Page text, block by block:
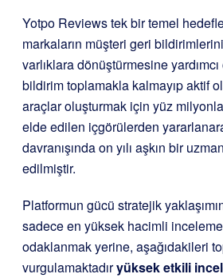
Yotpo Reviews tek bir temel hedefle
markaların müşteri geri
varlıklara dönüştürmesine
bildirim toplamakla kalmayıp aktif
araçlar oluşturmak için yüz
elde edilen içgörülerden
davranışında on yılı aşkın bir
edilmiştir.
Platformun gücü stratejik
sadece en yüksek hacimli
odaklanmak yerine, aşağıdakileri
vurgulamaktadıryüksek etkili